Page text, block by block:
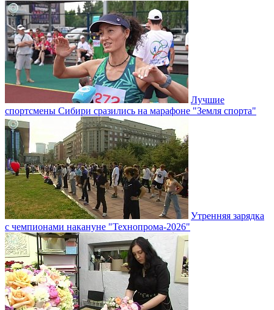
Лучшие
спортсмены Сибири сразились на марафоне "Земля спорта"
Утренняя зарядка
с чемпионами накануне "Технопрома-2026"